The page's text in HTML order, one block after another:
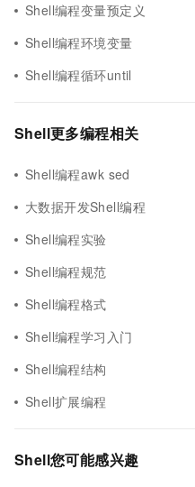
Shell编程变量预定义
Shell编程环境变量
Shell编程循环until
Shell更多编程相关
Shell编程awk sed
大数据开发Shell编程
Shell编程实验
Shell编程规范
Shell编程格式
Shell编程学习入门
Shell编程结构
Shell扩展编程
Shell您可能感兴趣